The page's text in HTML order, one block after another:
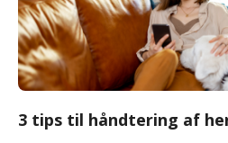
3 tips til håndtering af